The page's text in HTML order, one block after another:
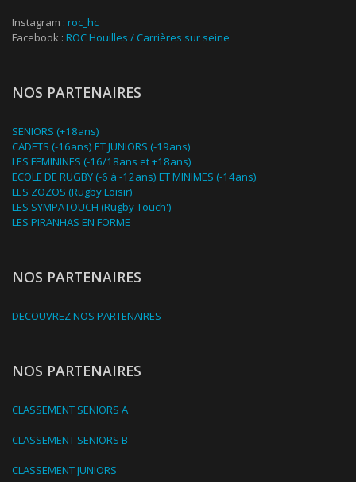
Instagram : roc_hc
Facebook : ROC Houilles / Carrières sur seine
NOS PARTENAIRES
SENIORS (+18ans)
CADETS (-16ans) ET JUNIORS (-19ans)
LES FEMININES (-16/18ans et +18ans)
ECOLE DE RUGBY (-6 à -12ans) ET MINIMES (-14ans)
LES ZOZOS (Rugby Loisir)
LES SYMPATOUCH (Rugby Touch')
LES PIRANHAS EN FORME
NOS PARTENAIRES
DECOUVREZ NOS PARTENAIRES
NOS PARTENAIRES
CLASSEMENT SENIORS A
CLASSEMENT SENIORS B
CLASSEMENT JUNIORS